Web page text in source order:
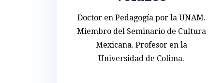
Doctor en Pedagogía por la UNAM.
Miembro del Seminario de Cultura
Mexicana. Profesor en la
Universidad de Colima.